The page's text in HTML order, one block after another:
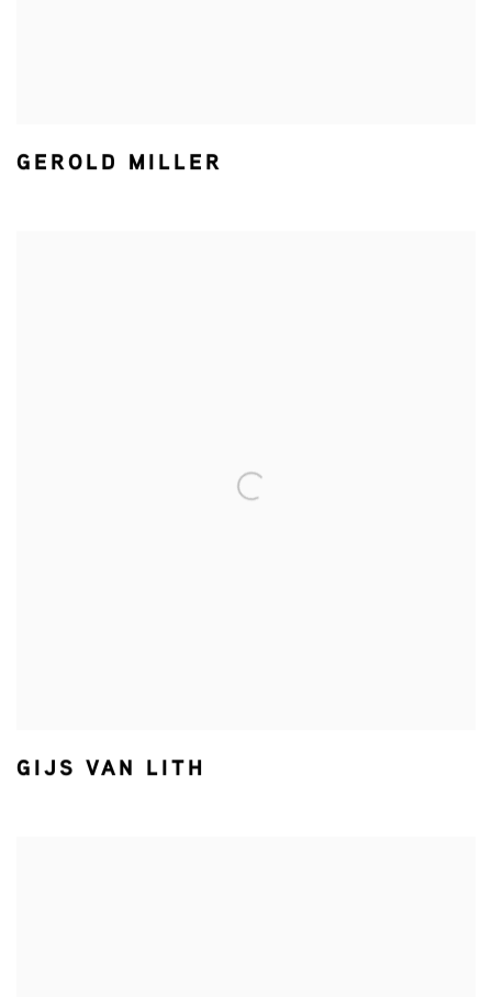
GEROLD MILLER
GIJS VAN LITH